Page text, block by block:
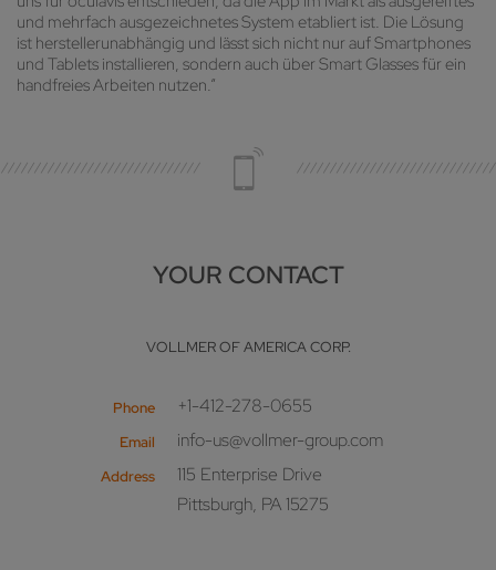
und mehrfach ausgezeichnetes System etabliert ist. Die Lösung
ist herstellerunabhängig und lässt sich nicht nur auf Smartphones
und Tablets installieren, sondern auch über Smart Glasses für ein
handfreies Arbeiten nutzen.“
YOUR CONTACT
VOLLMER OF AMERICA CORP.
Phone +1-412-278-0655
Email info-us@vollmer-group.com
Address
115 Enterprise Drive
Pittsburgh, PA 15275